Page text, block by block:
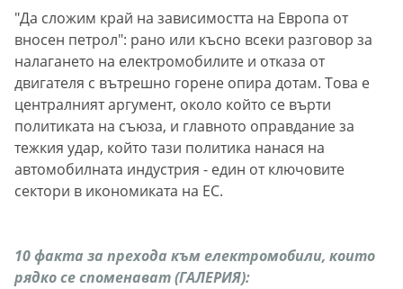
"Да сложим край на зависимостта на Европа от
вносен петрол": рано или късно всеки разговор за
налагането на електромобилите и отказа от
двигателя с вътрешно горене опира дотам. Това е
централният аргумент, около който се върти
политиката на съюза, и главното оправдание за
тежкия удар, който тази политика нанася на
автомобилната индустрия - един от ключовите
сектори в икономиката на ЕС.
10 факта за прехода към електромобили, които
рядко се споменават (ГАЛЕРИЯ):